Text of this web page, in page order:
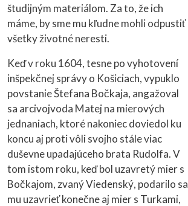
študijným materiálom. Za to, že ich
máme, by sme mu kľudne mohli odpustiť
všetky životné neresti.
Keď v roku 1604, tesne po vyhotovení
inšpekčnej správy o Košiciach, vypuklo
povstanie Štefana Bočkaja, angažoval
sa arcivojvoda Matej na mierových
jednaniach, ktoré nakoniec doviedol ku
koncu aj proti vôli svojho stále viac
duševne upadajúceho brata Rudolfa. V
tom istom roku, keď bol uzavretý mier s
Bočkajom, zvaný Viedenský, podarilo sa
mu uzavrieť konečne aj mier s Turkami,